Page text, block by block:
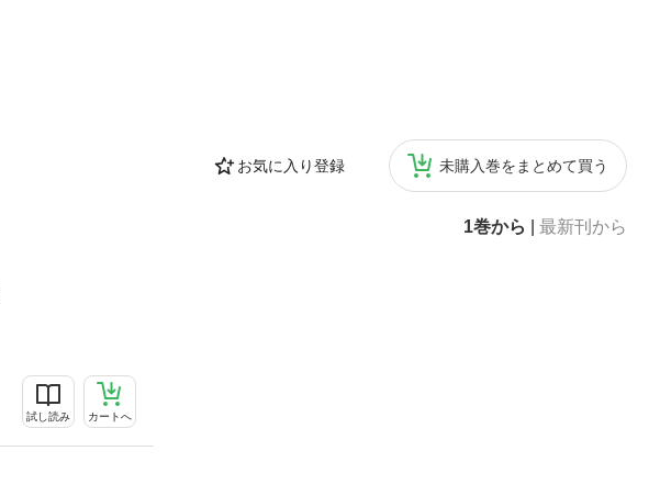
お気に入り登録 未購入巻をまとめて買う
1巻から 最新刊から
試し読み カートへ